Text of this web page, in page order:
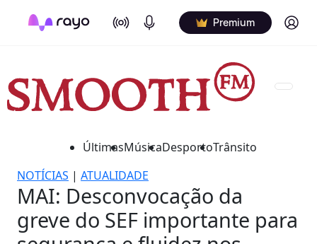
On Air Podcasts Premium Log in
ÚltimasMúsicaDesportoTrânsito
NOTÍCIAS | ATUALIDADE
MAI: Desconvocação da
greve do SEF importante para